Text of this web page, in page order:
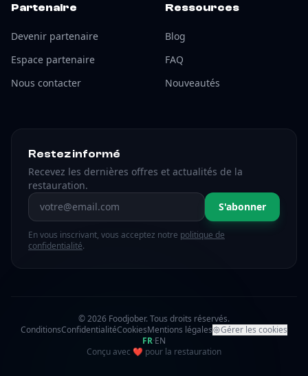
Partenaire
Devenir partenaire
Espace partenaire
Nous contacter
Ressources
Blog
FAQ
Nouveautés
Restez informé
Recevez les dernières offres et actualités de la
restauration.
Adresse email S'abonner
En vous inscrivant, vous acceptez notre politique de
confidentialité.
© 2026 Foodjober. Tous droits réservés.
ConditionsConfidentialitéCookiesMentions légales
Gérer les cookies
FR·EN
Conçu avec ❤ amour
pour la restauration